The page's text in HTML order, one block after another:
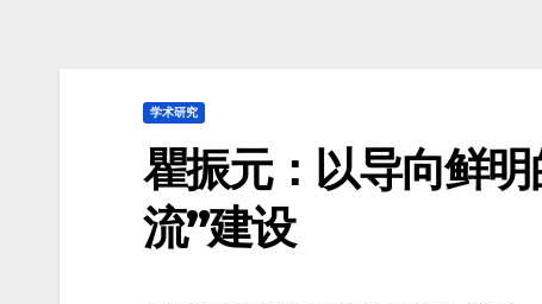
学术研究
瞿振元：以导向鲜
流”建设